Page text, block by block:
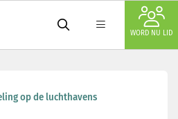
WORD NU LID
op de luchthavens